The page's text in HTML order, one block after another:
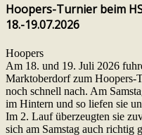
Hoopers-Turnier beim
18.-19.07.2026
Hoopers
Am 18. und 19. Juli 2026
Marktoberdorf zum Hoopers-
noch schnell nach. Am
im Hintern und so liefen sie
Im 2. Lauf überzeugten sie
sich am Samstag auch richtig